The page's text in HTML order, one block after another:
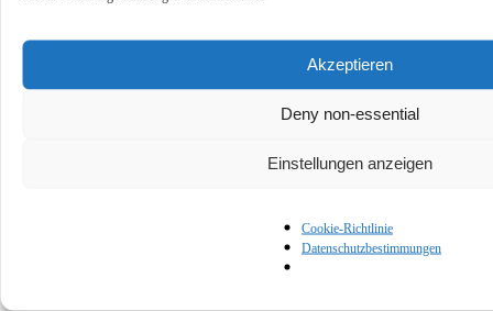
Akzeptieren
Deny non-essential
Einstellungen anzeigen
Cookie-Richtlinie
Datenschutzbestimmungen